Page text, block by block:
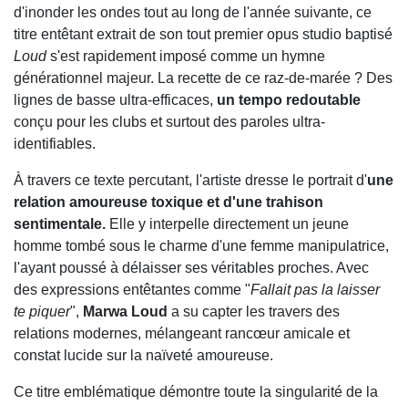
d'inonder les ondes tout au long de l'année suivante, ce
titre entêtant extrait de son tout premier opus studio baptisé
Louds'est rapidement imposé comme un hymne
générationnel majeur. La recette de ce raz-de-marée ? Des
lignes de basse ultra-efficaces, un tempo redoutable
conçu pour les clubs et surtout des paroles ultra-
identifiables.
À travers ce texte percutant, l'artiste dresse le portrait d'une
relation amoureuse toxique et d'une trahison
sentimentale. Elle y interpelle directement un jeune
homme tombé sous le charme d'une femme manipulatrice,
l'ayant poussé à délaisser ses véritables proches. Avec
des expressions entêtantes comme "Fallait pas la laisser
te piquer", Marwa Loud a su capter les travers des
relations modernes, mélangeant rancœur amicale et
constat lucide sur la naïveté amoureuse.
Ce titre emblématique démontre toute la singularité de la